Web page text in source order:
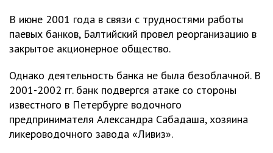
В июне 2001 года в связи с трудностями работы
паевых банков, Балтийский провел реорганизацию в
закрытое акционерное общество.
Однако деятельность банка не была безоблачной. В
2001-2002 гг. банк подвергся атаке со стороны
известного в Петербурге водочного
предпринимателя Александра Сабадаша, хозяина
ликероводочного завода «Ливиз».